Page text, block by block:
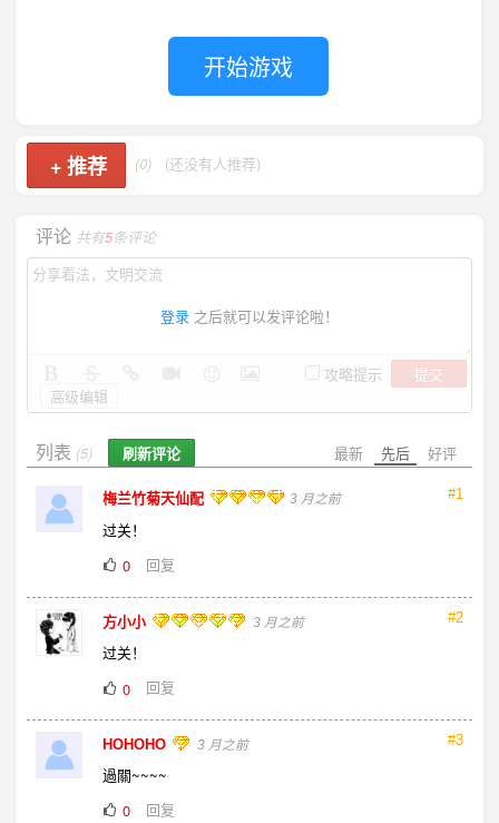
开始游戏
+推荐 (0) (还没有人推荐)
评论 共有5条评论
登录 之后就可以发评论啦！
攻略提示
提交
高级编辑
最新 先后 好评
列表 (5) 刷新评论
#1
梅兰竹菊天仙配 3 月之前
过关！
0
回复
#2
方小小 3 月之前
过关！
0
回复
#3
HOHOHO 3 月之前
過關~~~~
0
回复